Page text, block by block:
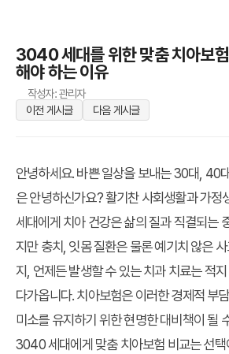
3040 세대를 위한 맞춤 치아보
해야 하는 이유
작성자: 관리자
이전 게시글
다음 게시글
안녕하세요. 바쁜 일상을 보내는 30대, 40
은 안녕하신가요? 활기찬 사회생활과 가
세대에게 치아 건강은 삶의 질과 직결되는
지만 충치, 잇몸 질환은 물론 예기치 않은
지, 언제든 발생할 수 있는 치과 치료는 적
다가옵니다. 치아보험은 이러한 경제적 부
미소를 유지하기 위한 현명한 대비책이 될
3040 세대에게 맞춤 치아보험 비교는 선택